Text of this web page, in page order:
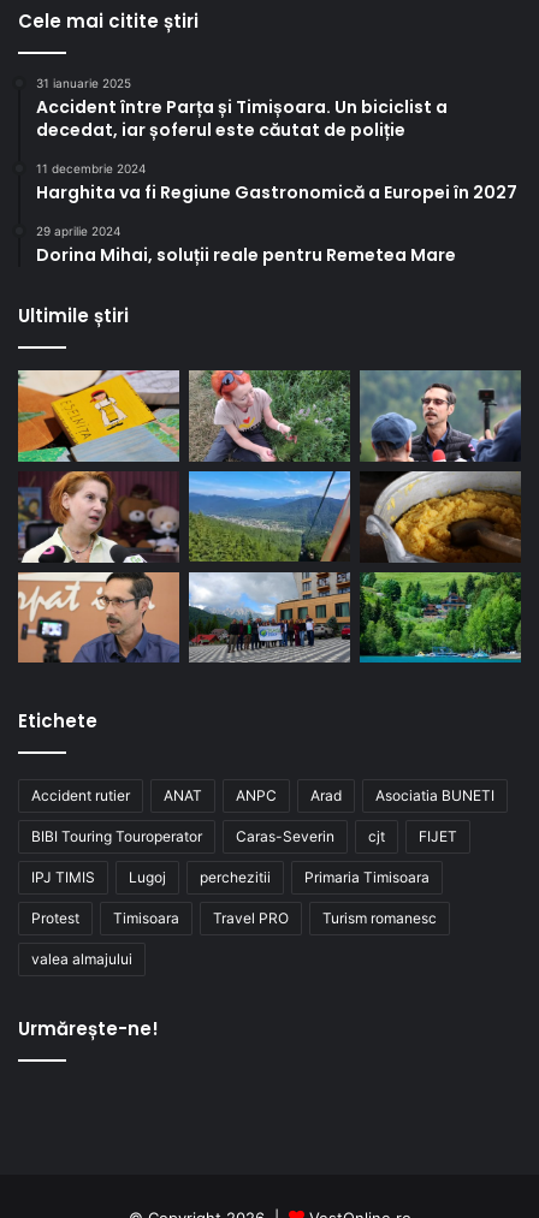
Cele mai citite știri
31 ianuarie 2025
Accident între Parța și Timișoara. Un biciclist a
decedat, iar șoferul este căutat de poliție
11 decembrie 2024
Harghita va fi Regiune Gastronomică a Europei în 2027
29 aprilie 2024
Dorina Mihai, soluții reale pentru Remetea Mare
Ultimile știri
Etichete
Accident rutier ANAT ANPC Arad Asociatia BUNETI
BIBI Touring Touroperator Caras-Severin cjt FIJET
IPJ TIMIS Lugoj perchezitii Primaria Timisoara
Protest Timisoara Travel PRO Turism romanesc
valea almajului
Urmărește-ne!